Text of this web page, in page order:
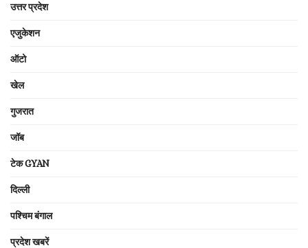
उत्तर प्रदेश
एजुकेशन
ऑटो
खेल
गुजरात
जॉब
टेक GYAN
दिल्ली
पश्चिम बंगाल
प्रदेश खबरें